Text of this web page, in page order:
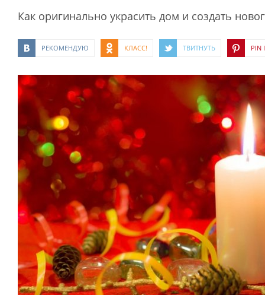
Как оригинально украсить дом и создать
РЕКОМЕНДУЮ КЛАСС! ТВИТНУТЬ PIN